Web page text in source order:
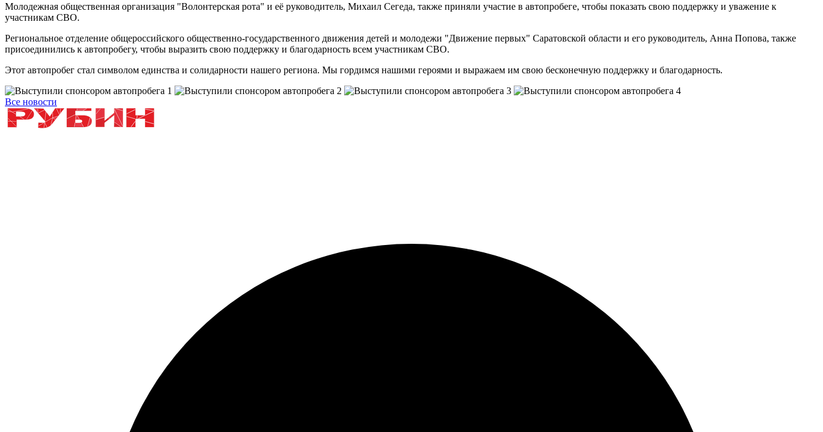
Молодежная общественная организация "Волонтерская рота" и её руководитель, Михаил Сегеда, также приняли участие в автопробеге, чтобы показать свою поддержку и уважение к
участникам СВО.
Региональное отделение общероссийского общественно-государственного движения детей и молодежи "Движение первых" Саратовской области и его руководитель, Анна Попова, также
присоединились к автопробегу, чтобы выразить свою поддержку и благодарность всем участникам СВО.
Этот автопробег стал символом единства и солидарности нашего региона. Мы гордимся нашими героями и выражаем им свою бесконечную поддержку и благодарность.
Все новости